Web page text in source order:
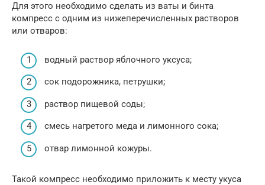
Для этого необходимо сделать из ваты и бинта
компресс с одним из нижеперечисленных растворов
или отваров:
водный раствор яблочного уксуса;
сок подорожника, петрушки;
раствор пищевой соды;
смесь нагретого меда и лимонного сока;
отвар лимонной кожуры.
Такой компресс необходимо приложить к месту укуса